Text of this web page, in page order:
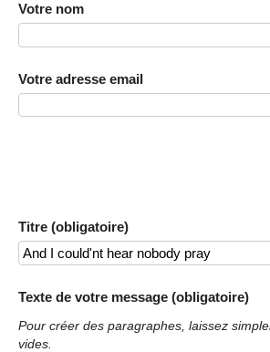
Votre nom
Votre adresse email
Titre (obligatoire)
Texte de votre message (obligatoire)
Pour créer des paragraphes, laissez
vides.